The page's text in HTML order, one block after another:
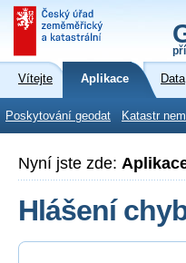
Vítejte Aplikace Data
Poskytování geodat Katastr
Nyní jste zde:
Hlášení